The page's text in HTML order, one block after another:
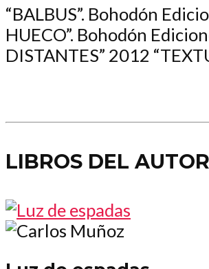
“BALBUS”. Bohodón
HUECO”. Bohodón
DISTANTES” 2012
LIBROS DEL AUTOR